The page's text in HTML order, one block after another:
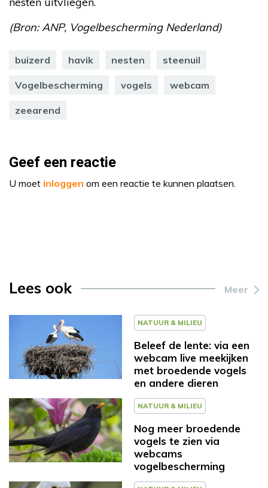
(Bron: ANP, Vogelbescherming Nederland)
buizerd havik nesten steenuil
Vogelbescherming vogels webcam
zeearend
Geef een reactie
U moet inloggen om een reactie te kunnen plaatsen.
Lees ook Meer
NATUUR & MILIEU
Beleef de lente: via een
webcam live meekijken
met broedende vogels
en andere dieren
NATUUR & MILIEU
Nog meer broedende
vogels te zien via
webcams
vogelbescherming